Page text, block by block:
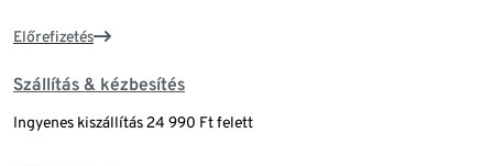
Előrefizetés
Szállítás & kézbesítés
Ingyenes kiszállítás 24 990 Ft felett